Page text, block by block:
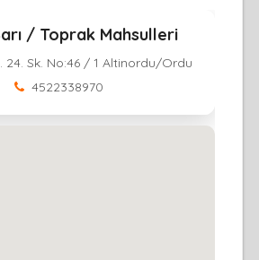
/ Toprak Mahsulleri
24. Sk. No:46 / 1 Altinordu/Ordu
4522338970